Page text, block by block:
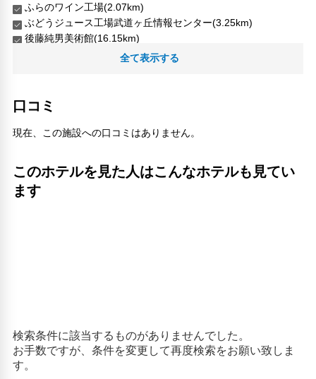
バリアフリー設備
車椅子OK
その他サービス
現金引き出し
ロッカー
共用ラウンジ/TVエリア
セーフティボックス（フロント）
キャッシュレス支払いサービス
呼び出しブザー/ワイヤレスインカム
ふらのワイン工場(2.07km)
ぶどうジュース工場武道ヶ丘情報センター(3.25km)
後藤純男美術館(16.15km)
ラベンダー畑(10.05km)
芦別スキー場第1チェアリフト(24.56km)
菓子工房 プチフルール(540m)
ふらの西病院(1.7km)
ジェットコースターの路(20.69km)
フラノトレッキングサポート遊馬(2.07km)
ぜるぶの丘・亜斗夢の丘(30.59km)
北星野岡展望台(30.28km)
北西の丘展望公園(30.28km)
全て表示する
口コミ
現在、この施設への口コミはありません。
このホテルを見た人はこんなホテルも見てい
ます